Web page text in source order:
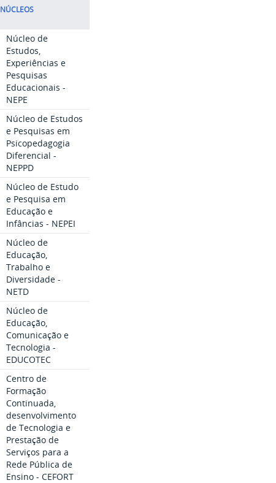
NÚCLEOS
Núcleo de
Estudos,
Experiências e
Pesquisas
Educacionais -
NEPE
Núcleo de Estudos
e Pesquisas em
Psicopedagogia
Diferencial -
NEPPD
Núcleo de Estudo
e Pesquisa em
Educação e
Infâncias - NEPEI
Núcleo de
Educação,
Trabalho e
Diversidade -
NETD
Núcleo de
Educação,
Comunicação e
Tecnologia -
EDUCOTEC
Centro de
Formação
Continuada,
desenvolvimento
de Tecnologia e
Prestação de
Serviços para a
Rede Pública de
Ensino - CEFORT